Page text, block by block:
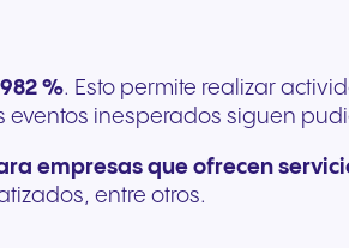
%. Esto permite realizar
inesperados siguen
empresas que ofrecen
entre otros.